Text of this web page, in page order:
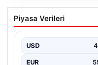
Dumanlar ilçeyi
tamirhanede
Piyasa Verileri
USD
EUR